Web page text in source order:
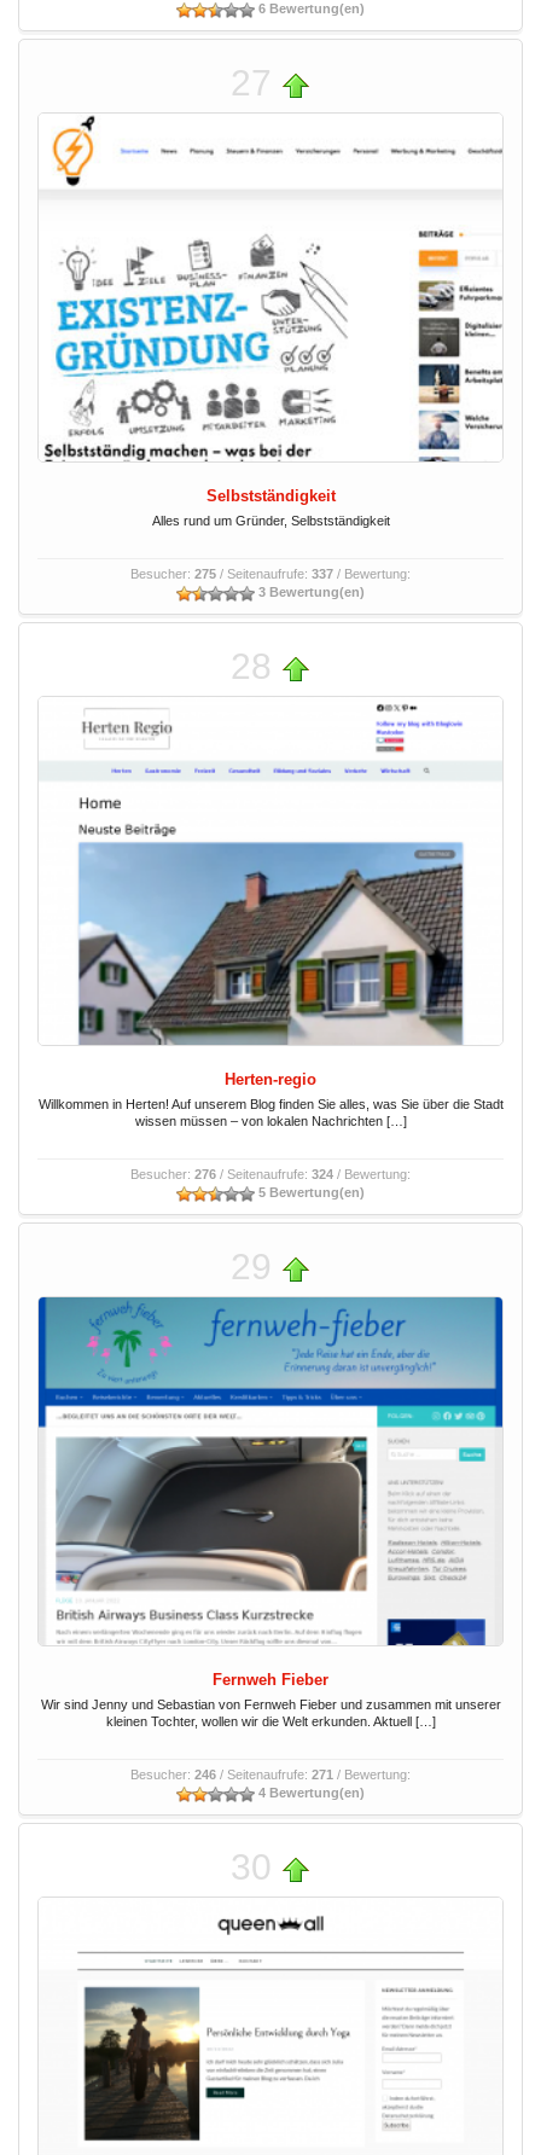
6 Bewertung(en)
27
Selbstständigkeit
Alles rund um Gründer, Selbstständigkeit
Besucher: 275 / Seitenaufrufe: 337 / Bewertung:
3 Bewertung(en)
28
Herten-regio
Willkommen in Herten! Auf unserem Blog finden Sie alles, was Sie über die Stadt
wissen müssen – von lokalen Nachrichten […]
Besucher: 276 / Seitenaufrufe: 324 / Bewertung:
5 Bewertung(en)
29
Fernweh Fieber
Wir sind Jenny und Sebastian von Fernweh Fieber und zusammen mit unserer
kleinen Tochter, wollen wir die Welt erkunden. Aktuell […]
Besucher: 246 / Seitenaufrufe: 271 / Bewertung:
4 Bewertung(en)
30